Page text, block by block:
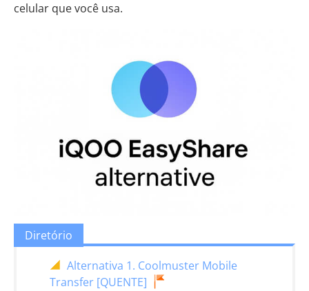
celular que você usa.
Diretório
Alternativa 1. Coolmuster Mobile
Transfer [QUENTE]